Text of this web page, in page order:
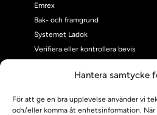
Hantera samtycke
För att ge en bra upplevelse använder vi
och/eller komma åt enhetsinformation.
Emrex
Bak- och framgrund
Systemet Ladok
Verifiera eller kontrollera bevis
Om Ladokkonsortiet